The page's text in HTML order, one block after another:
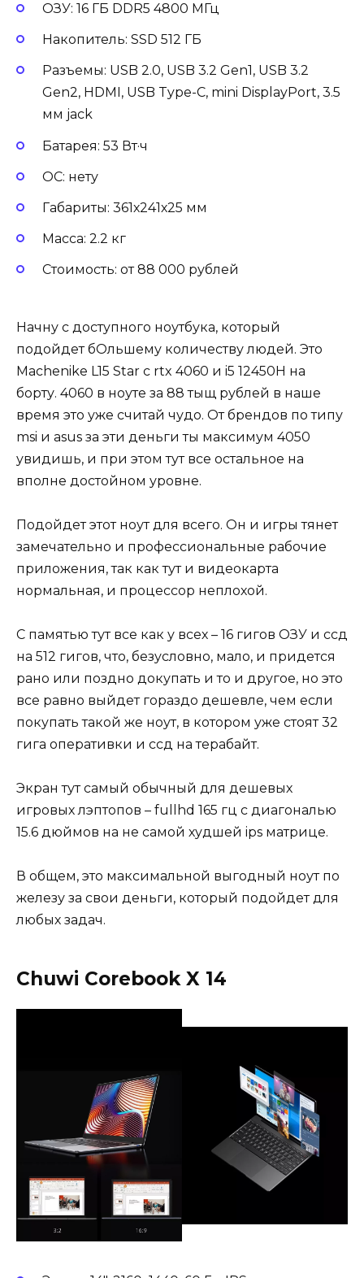
ОЗУ: 16 ГБ DDR5 4800 МГц
Накопитель: SSD 512 ГБ
Разъемы: USB 2.0, USB 3.2 Gen1, USB 3.2
Gen2, HDMI, USB Type-C, mini DisplayPort, 3.5
мм jack
Батарея: 53 Вт·ч
ОС: нету
Габариты: 361х241х25 мм
Масса: 2.2 кг
Стоимость: от 88 000 рублей
Начну с доступного ноутбука, который
подойдет бОльшему количеству людей. Это
Machenike L15 Star с rtx 4060 и i5 12450H на
борту. 4060 в ноуте за 88 тыщ рублей в наше
время это уже считай чудо. От брендов по типу
msi и asus за эти деньги ты максимум 4050
увидишь, и при этом тут все остальное на
вполне достойном уровне.
Подойдет этот ноут для всего. Он и игры тянет
замечательно и профессиональные рабочие
приложения, так как тут и видеокарта
нормальная, и процессор неплохой.
С памятью тут все как у всех – 16 гигов ОЗУ и ссд
на 512 гигов, что, безусловно, мало, и придется
рано или поздно докупать и то и другое, но это
все равно выйдет гораздо дешевле, чем если
покупать такой же ноут, в котором уже стоят 32
гига оперативки и ссд на терабайт.
Экран тут самый обычный для дешевых
игровых лэптопов – fullhd 165 гц с диагональю
15.6 дюймов на не самой худшей ips матрице.
В общем, это максимальной выгодный ноут по
железу за свои деньги, который подойдет для
любых задач.
Chuwi Corebook X 14